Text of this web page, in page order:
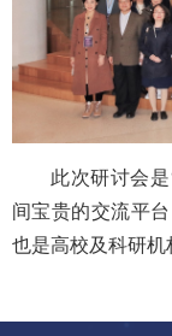
此次研讨会
间宝贵的交流平
也是高校及科研机